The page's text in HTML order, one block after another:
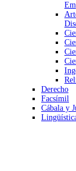
Derecho
Facsímil
Cábala y